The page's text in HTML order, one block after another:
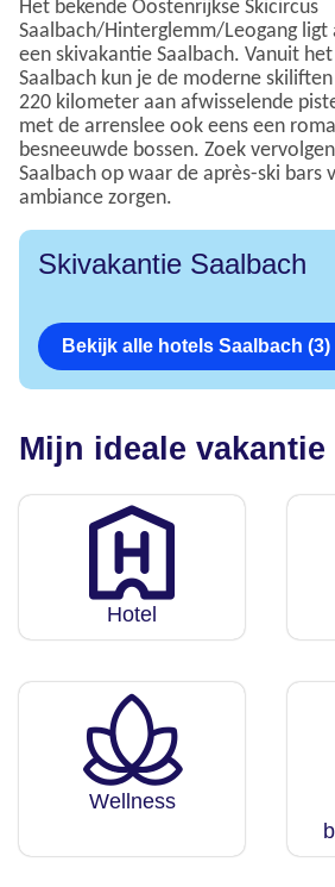
Het bekende Oostenrijkse Skicircus
Saalbach/Hinterglemm/Leogang
een skivakantie Saalbach. Vanuit
Saalbach kun je de moderne
220 kilometer aan afwisselende
met de arrenslee ook eens een
besneeuwde bossen. Zoek
Saalbach op waar de après-ski bars
ambiance zorgen.
Skivakantie Saalbach
Bekijk alle hotels Saalbach (3)
Mijn ideale vakantie
Hotel
Wellness